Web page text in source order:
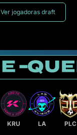
Ver jogadoras draft
KRU LA PLC